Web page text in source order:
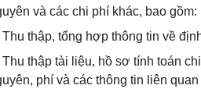
và các chi phí khác, bao gồm:
Thu thập, tổng hợp thông tin về
Thu thập tài liệu, hồ sơ tính toán
phí và các thông tin liên quan